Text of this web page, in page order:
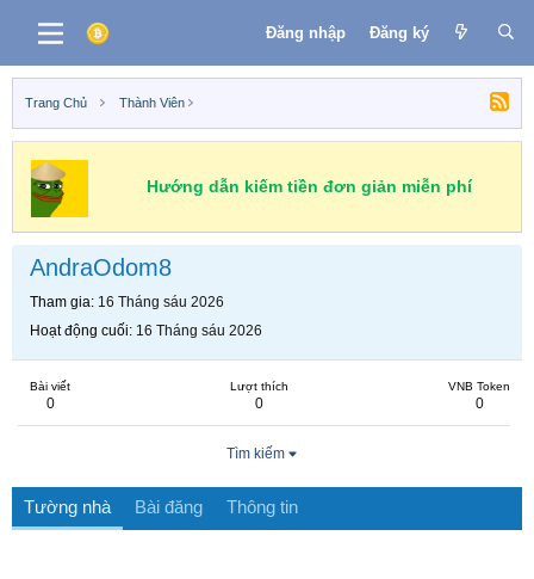
Đăng nhập Đăng ký
Trang Chủ Thành Viên
Hướng dẫn kiếm tiền đơn giản miễn phí
AndraOdom8
Tham gia 16 Tháng sáu 2026
Hoạt động cuối 16 Tháng sáu 2026
Bài viết
0
Lượt thích
0
VNB Token
0
Tìm kiếm
Tường nhà Bài đăng Thông tin